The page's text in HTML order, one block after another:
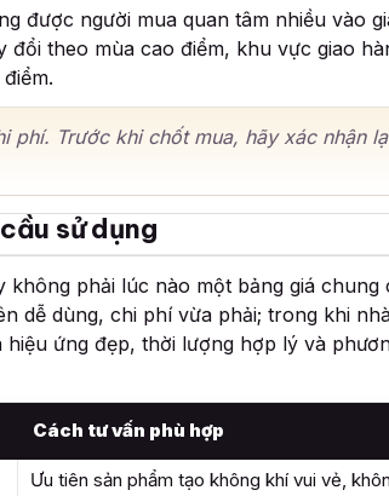
được người mua quan tâm nhiều vào
theo mùa cao điểm, khu vực giao
phí. Trước khi chốt mua, hãy xác nhận
sử dụng
phải lúc nào một bảng giá chung
dễ dùng, chi phí vừa phải; trong khi
ứng đẹp, thời lượng hợp lý và
Cách tư vấn phù hợp
Ưu tiên sản phẩm tạo không khí vui vẻ,